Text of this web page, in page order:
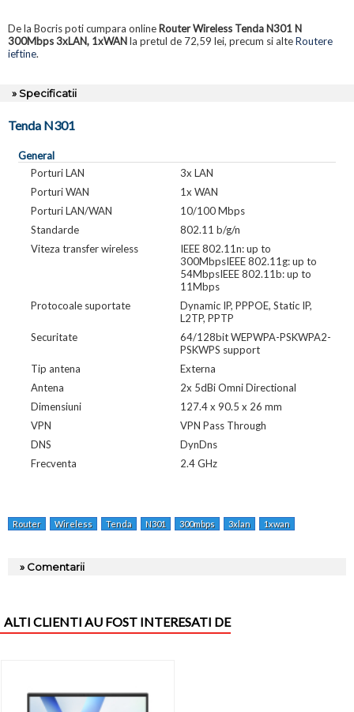
De la Bocris poti cumpara online Router Wireless Tenda N301 N
300Mbps 3xLAN, 1xWANla pretul de 72,59 lei, precum si alteRoutere
ieftine.
» Specificatii
Tenda N301
General
Porturi LAN
3x LAN
Porturi WAN
1x WAN
Porturi LAN/WAN
10/100 Mbps
Standarde
802.11 b/g/n
Viteza transfer wireless
IEEE 802.11n: up to
300MbpsIEEE 802.11g: up to
54MbpsIEEE 802.11b: up to
11Mbps
Protocoale suportate
Dynamic IP, PPPOE, Static IP,
L2TP, PPTP
Securitate
64/128bit WEPWPA-PSKWPA2-
PSKWPS support
Tip antena
Externa
Antena
2x 5dBi Omni Directional
Dimensiuni
127.4 x 90.5 x 26 mm
VPN
VPN Pass Through
DNS
DynDns
Frecventa
2.4 GHz
Router Wireless Tenda N301 300mbps 3xlan 1xwan
» Comentarii
ALTI CLIENTI AU FOST INTERESATI DE